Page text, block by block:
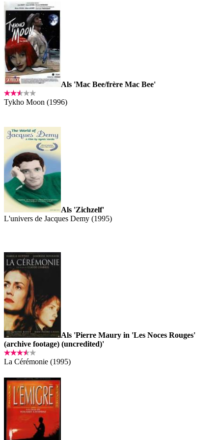
Als 'Mac Bee/frère Mac Bee'
Tykho Moon (1996)
Als 'Zichzelf'
L'univers de Jacques Demy (1995)
Als 'Pierre Maury in 'Les Noces Rouges'
(archive footage) (uncredited)'
La Cérémonie (1995)